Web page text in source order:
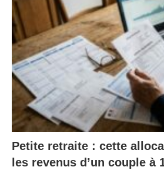
Petite retraite : cette
les revenus d’un couple à